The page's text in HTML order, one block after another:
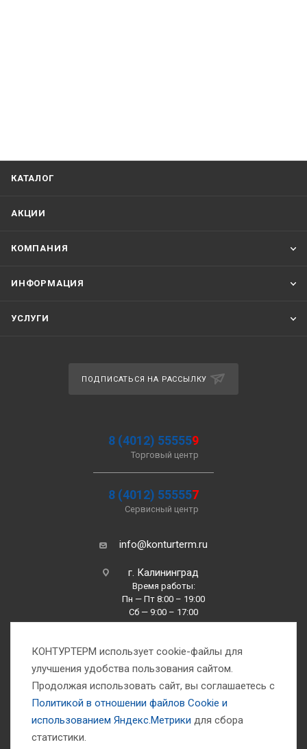
КАТАЛОГ
АКЦИИ
КОМПАНИЯ
ИНФОРМАЦИЯ
УСЛУГИ
ПОДПИСАТЬСЯ НА РАССЫЛКУ
8 (4012) 555559
Торговый центр
8 (4012) 555557
Сервисный центр
info@konturterm.ru
г. Калининград
Время работы:
Пн — Пт 8:00 – 19:00
Сб — 9:00 – 17:00
Вс —10:00 – 16:00
1993-2026 © Компания «Контуртерм» — инженерно-торговый центр
КОНТУРТЕРМ использует cookie-файлы для
улучшения удобства пользования сайтом.
Продолжая использовать сайт, вы соглашаетесь с
Политикой в отношении файлов Сookie и
использованием Яндекс.Метрики для сбора
статистики.